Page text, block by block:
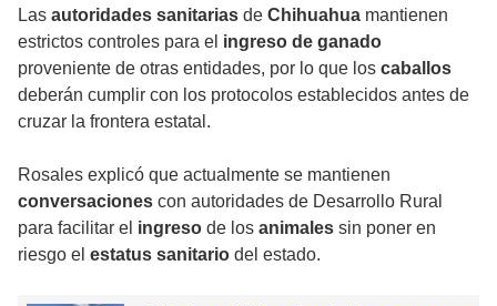
Las autoridades sanitarias de Chihuahua mantienen
estrictos controles para el ingreso de ganado
proveniente de otras entidades, por lo que los caballos
deberán cumplir con los protocolos establecidos antes de
cruzar la frontera estatal.
Rosales explicó que actualmente se mantienen
conversaciones con autoridades de Desarrollo Rural
para facilitar el ingreso de los animales sin poner en
riesgo el estatus sanitario del estado.